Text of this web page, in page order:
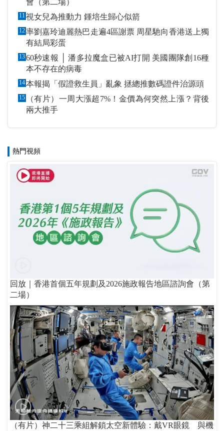
會（第二場）
11 視女兒為推動力 鍾培生歸心似箭
12率劉嘉玲迪麗熱巴走遍4區謝票 周星馳向香港送上獨
有結局彩蛋
1360秒速報 │ 潘多拉魔盒已被AI打開 美國團隊創16種
本不存在的病毒
14 本報揭「假證救生員」亂象 拯總推數碼證件治源頭
15
（有片）一周大漲超7%！金價為何突然上漲？背後
兩大推手
熱門視頻
回放｜香港首個五年規劃及2026施政報告地區諮詢會（第
二場）
（有片）神二十三乘組解鎖太空新體驗：戴VR眼鏡 與機